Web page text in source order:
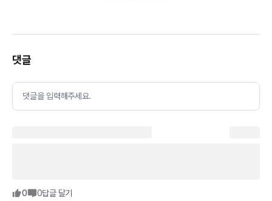
댓글
댓글을 입력해주세요.
0 0답글 달기